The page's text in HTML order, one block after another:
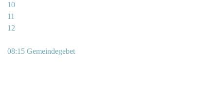
10
11
12
08:15 Gemeindegebet